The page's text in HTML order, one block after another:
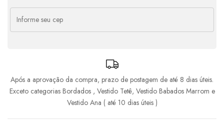
Após a aprovação da compra, prazo de postagem de até 8 dias úteis.
Exceto categorias Bordados , Vestido Tetê, Vestido Babados Marrom e
Vestido Ana ( até 10 dias úteis )